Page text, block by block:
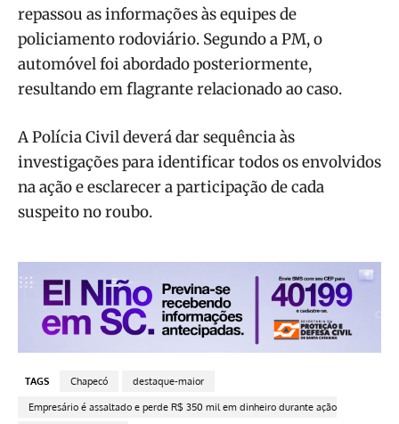
repassou as informações às equipes de
policiamento rodoviário. Segundo a PM, o
automóvel foi abordado posteriormente,
resultando em flagrante relacionado ao caso.
A Polícia Civil deverá dar sequência às
investigações para identificar todos os envolvidos
na ação e esclarecer a participação de cada
suspeito no roubo.
TAGS Chapecó destaque-maior
Empresário é assaltado e perde R$ 350 mil em dinheiro durante ação